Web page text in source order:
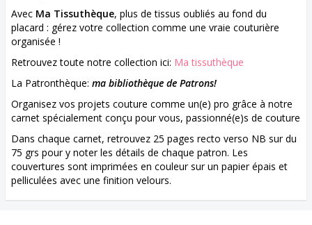
Avec Ma Tissuthèque, plus de tissus oubliés au fond du
placard : gérez votre collection comme une vraie couturière
organisée !
Retrouvez toute notre collection ici: Ma tissuthèque
La Patronthèque: ma bibliothèque de Patrons!
Organisez vos projets couture comme un(e) pro grâce à notre
carnet spécialement conçu pour vous, passionné(e)s de couture
Dans chaque carnet, retrouvez 25 pages recto verso NB sur du
75 grs pour y noter les détails de chaque patron. Les
couvertures sont imprimées en couleur sur un papier épais et
pelliculées avec une finition velours.